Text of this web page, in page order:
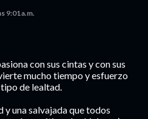
9:01 a.m.
con sus cintas y con sus
mucho tiempo y esfuerzo
de lealtad.
y una salvajada que todos